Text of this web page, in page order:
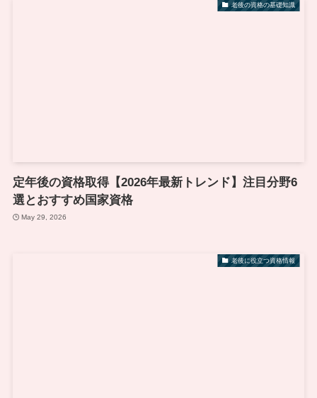
老後の資格の基礎知識
定年後の資格取得【2026年最新トレンド】注目分野6
選とおすすめ国家資格
May 29, 2026
老後に役立つ資格情報